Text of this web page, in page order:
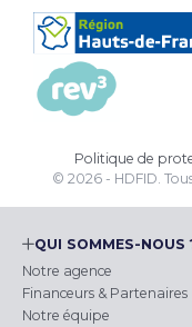
Politique de
© 2026 - HDFID.
QUI SOMMES-NOUS
Notre agence
Financeurs & Partenaires
Notre équipe